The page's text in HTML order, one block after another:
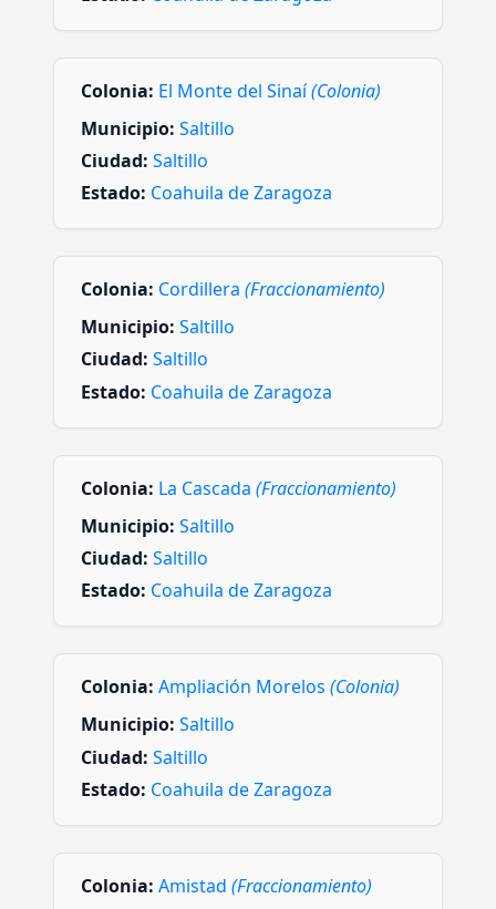
Colonia: El Monte del Sinaí(Colonia)
Municipio: Saltillo
Ciudad: Saltillo
Estado: Coahuila de Zaragoza
Colonia: Cordillera (Fraccionamiento)
Municipio: Saltillo
Ciudad: Saltillo
Estado: Coahuila de Zaragoza
Colonia: La Cascada (Fraccionamiento)
Municipio: Saltillo
Ciudad: Saltillo
Estado: Coahuila de Zaragoza
Colonia: Ampliación Morelos (Colonia)
Municipio: Saltillo
Ciudad: Saltillo
Estado: Coahuila de Zaragoza
Colonia: Amistad (Fraccionamiento)